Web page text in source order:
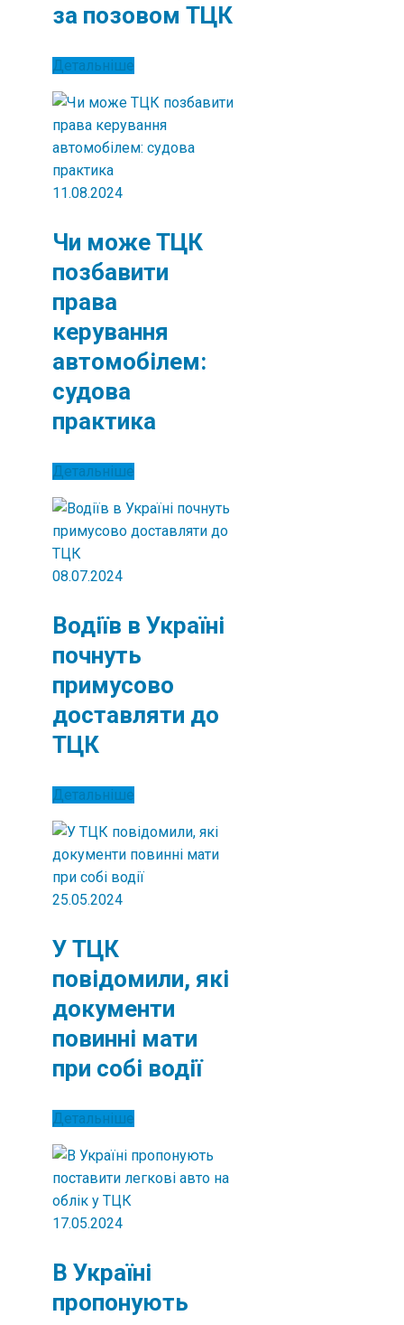
за позовом ТЦК
Детальніше
11.08.2024
Чи може ТЦК
позбавити
права
керування
автомобілем:
судова
практика
Детальніше
08.07.2024
Водіїв в Україні
почнуть
примусово
доставляти до
ТЦК
Детальніше
25.05.2024
У ТЦК
повідомили, які
документи
повинні мати
при собі водії
Детальніше
17.05.2024
В Україні
пропонують